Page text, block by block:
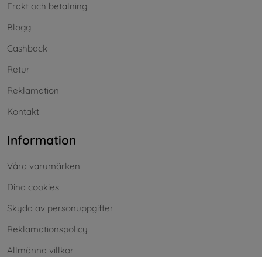
Frakt och betalning
Blogg
Cashback
Retur
Reklamation
Kontakt
Information
Våra varumärken
Dina cookies
Skydd av personuppgifter
Reklamationspolicy
Allmänna villkor